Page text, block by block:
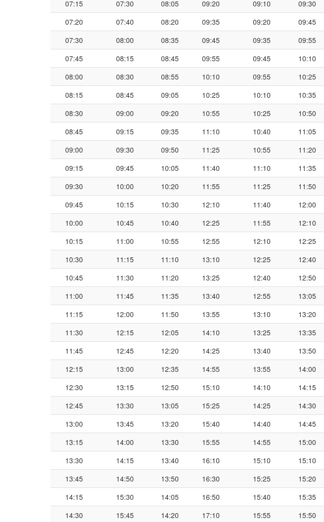
07:15
07:30 08:05 09:20 09:10
09:30
07:20
07:40 08:20 09:35 09:20
09:45
07:30
08:00 08:35 09:45 09:35
09:55
07:45
08:15 08:45 09:55 09:45
10:10
08:00
08:30 08:55 10:10 09:55
10:25
08:15
08:45 09:05 10:25 10:10
10:35
08:30
09:00 09:20 10:55 10:25
10:50
08:45
09:15 09:35 11:10 10:40
11:05
09:00
09:30 09:50 11:25 10:55
11:20
09:15
09:45 10:05 11:40 11:10
11:35
09:30
10:00 10:20 11:55 11:25
11:50
09:45
10:15 10:30 12:10 11:40
12:00
10:00
10:45 10:40 12:25 11:55
12:10
10:15
11:00 10:55 12:55 12:10
12:25
10:30
11:15 11:10 13:10 12:25
12:40
10:45
11:30 11:20 13:25 12:40
12:50
11:00
11:45 11:35 13:40 12:55
13:05
11:15
12:00 11:50 13:55 13:10
13:20
11:30
12:15 12:05 14:10 13:25
13:35
11:45
12:45 12:20 14:25 13:40
13:50
12:15
13:00 12:35 14:55 13:55
14:00
12:30
13:15 12:50 15:10 14:10
14:15
12:45
13:30 13:05 15:25 14:25
14:30
13:00
13:45 13:20 15:40 14:40
14:45
13:15
14:00 13:30 15:55 14:55
15:00
13:30
14:15 13:40 16:10 15:10
15:10
13:45
14:50 13:50 16:30 15:25
15:20
14:15
15:30 14:05 16:50 15:40
15:35
14:30
15:45 14:20 17:10 15:55
15:50